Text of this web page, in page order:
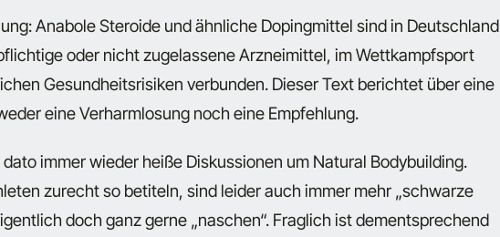
Anabole Steroide und ähnliche Dopingmittel sind in Deutschland
oder nicht zugelassene Arzneimittel, im Wettkampfsport
Gesundheitsrisiken verbunden. Dieser Text berichtet über eine
eine Verharmlosung noch eine Empfehlung.
immer wieder heiße Diskussionen um Natural Bodybuilding.
zurecht so betiteln, sind leider auch immer mehr „schwarze
doch ganz gerne „naschen“. Fraglich ist dementsprechend